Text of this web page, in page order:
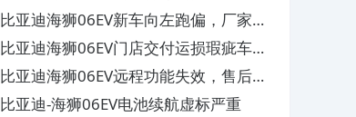
金，其服务态度恶劣
比亚迪海狮06EV新车向左跑偏，厂家和
4S店相互推诿不解决
比亚迪海狮06EV门店交付运损瑕疵车，
其服务态度恶劣
比亚迪海狮06EV远程功能失效，售后无
明确修复方案
比亚迪-海狮06EV电池续航虚标严重